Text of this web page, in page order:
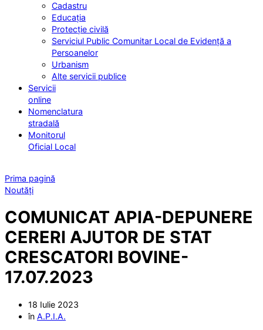
Cadastru
Educația
Protecție civilă
Serviciul Public Comunitar Local de Evidență a
Persoanelor
Urbanism
Alte servicii publice
Servicii
online
Nomenclatura
stradală
Monitorul
Oficial Local
Prima pagină
Noutăți
COMUNICAT APIA-DEPUNERE
CERERI AJUTOR DE STAT
CRESCATORI BOVINE-
17.07.2023
18 Iulie 2023
în A.P.I.A.